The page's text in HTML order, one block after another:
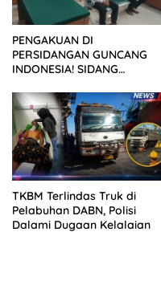
PENGAKUAN DI
PERSIDANGAN GUNCANG
INDONESIA! SIDANG
KELUARGA KORBAN
MENGAMUK DI PN MALANG
TKBM Terlindas Truk di
Pelabuhan DABN, Polisi
Dalami Dugaan Kelalaian